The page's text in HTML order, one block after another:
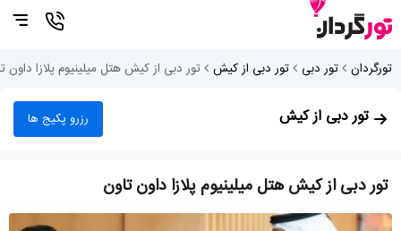
تورگردان تور دبی تور دبی از کیش تور دبی از کیش هتل میلینیوم پلازا داون
تور دبی از کیش رزرو پکیج ها
تور دبی از کیش هتل میلینیوم پلازا داون تاون